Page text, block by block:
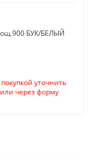
БУК/БЕЛЫЙ
уточнить
через форму